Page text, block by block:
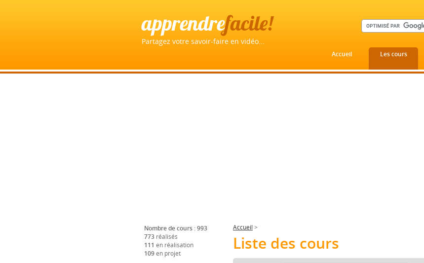
apprendrefacile!
Partagez votre savoir-faire en vidéo...
Accueil Les cours
Nombre de cours : 993
773 réalisés
111 en réalisation
109en projet
Accueil >
Liste des cours